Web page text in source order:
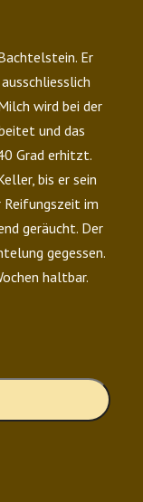
Er
wird bei der
und das
Grad erhitzt.
bis er sein
Reifungszeit im
geräucht. Der
gegessen.
haltbar.